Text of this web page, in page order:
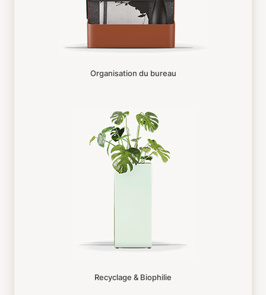
Organisation du bureau
Recyclage & Biophilie